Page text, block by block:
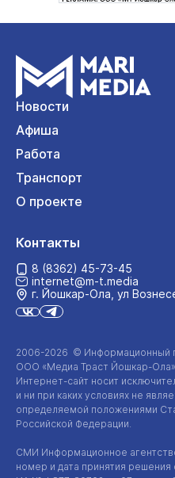
Новости
Афиша
Работа
Транспорт
О проекте
2006-2026 © Информационный
ООО «Медиа Траст Йошкар-Ола»
Интернет-сайт носит
и ни при каких условиях не
определяемой положениями
Российской Федерации.
СМИ Информационное
номер и дата принятия
Контакты
8 (8362) 45-73-45
internet@m-t.media
г. Йошкар‑Ола, ул